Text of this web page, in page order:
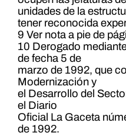
unidades de la
tener reconocida
9 Ver nota a pie de
10 Derogado
de fecha 5 de
marzo de 1992, que
Modernización y
el Desarrollo del
el Diario
Oficial La Gaceta
de 1992.